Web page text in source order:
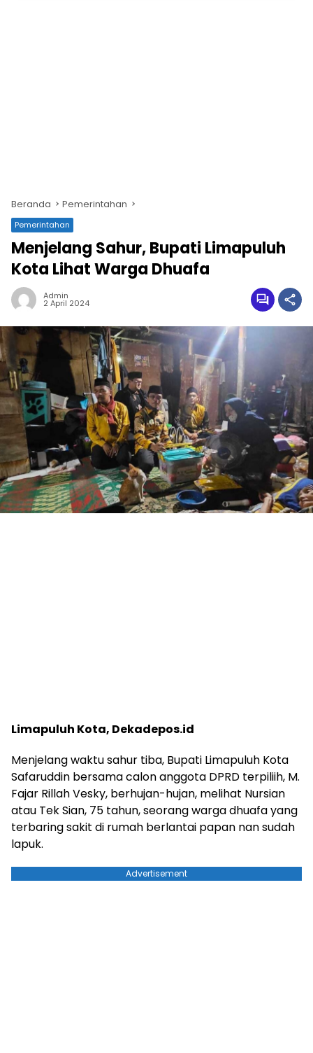
Beranda Pemerintahan
Pemerintahan
Menjelang Sahur, Bupati Limapuluh
Kota Lihat Warga Dhuafa
Admin
2 April 2024
Limapuluh Kota, Dekadepos.id
Menjelang waktu sahur tiba, Bupati Limapuluh Kota
Safaruddin bersama calon anggota DPRD terpiliih, M.
Fajar Rillah Vesky, berhujan-hujan, melihat Nursian
atau Tek Sian, 75 tahun, seorang warga dhuafa yang
terbaring sakit di rumah berlantai papan nan sudah
lapuk.
Advertisement